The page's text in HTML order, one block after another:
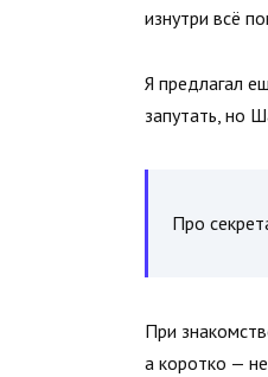
изнутри всё
Я предлагал
запутать, но
Про
При
а коротко —